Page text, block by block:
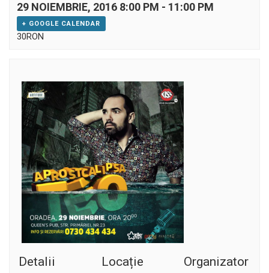
29 NOIEMBRIE, 2016 8:00 PM - 11:00 PM
+ GOOGLE CALENDAR
30RON
Detalii Locație Organizator